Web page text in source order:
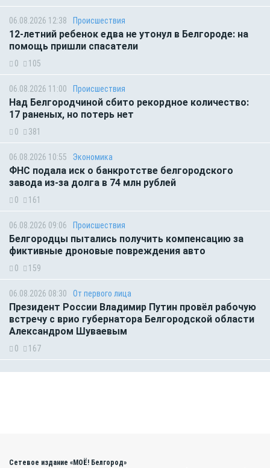
06.08.2026 12:38 Происшествия
12-летний ребенок едва не утонул в Белгороде: на
помощь пришли спасатели
0 105
06.08.2026 11:00 Происшествия
Над Белгородчиной сбито рекордное количество:
17 раненых, но потерь нет
0 381
06.08.2026 10:55 Экономика
ФНС подала иск о банкротстве белгородского
завода из-за долга в 74 млн рублей
0 161
06.08.2026 09:06 Происшествия
Белгородцы пытались получить компенсацию за
фиктивные дроновые повреждения авто
0 159
06.08.2026 08:30 От первого лица
Президент России Владимир Путин провёл рабочую
встречу с врио губернатора Белгородской области
Александром Шуваевым
0 167
Сетевое издание «МОЁ! Белгород»